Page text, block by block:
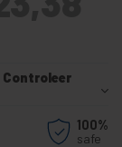
Controleer
100%
safe